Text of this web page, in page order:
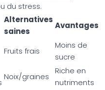
du stress.
Alternatives
saines
Avantages
Fruits frais
Moins de
sucre
Noix/graines
Riche en
nutriments